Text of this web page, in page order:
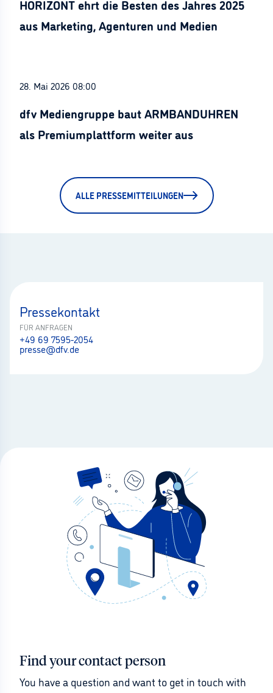
HORIZONT ehrt die Besten des Jahres 2025
aus Marketing, Agenturen und Medien
28. Mai 2026 08:00
dfv Mediengruppe baut ARMBANDUHREN
als Premiumplattform weiter aus
ALLE PRESSEMITTEILUNGEN
Pressekontakt
FÜR ANFRAGEN
+49 69 7595-2054
presse@dfv.de
Find your contact person
You have a question and want to get in touch with